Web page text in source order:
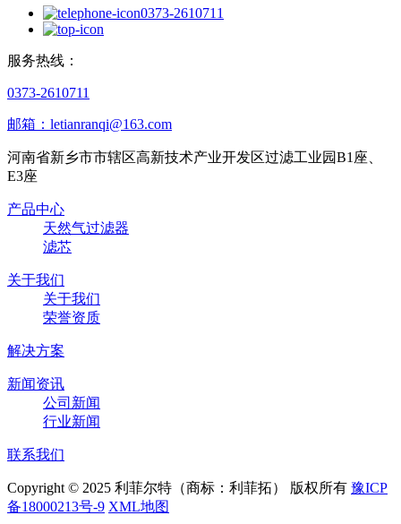
0373-2610711
服务热线：
0373-2610711
邮箱：letianranqi@163.com
河南省新乡市市辖区高新技术产业开发区过滤工业园B1座、
E3座
产品中心
天然气过滤器
滤芯
关于我们
关于我们
荣誉资质
解决方案
新闻资讯
公司新闻
行业新闻
联系我们
Copyright © 2025 利菲尔特（商标：利菲拓） 版权所有 豫ICP
备18000213号-9 XML地图